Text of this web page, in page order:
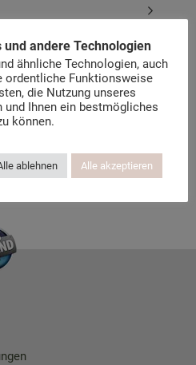
andere Technologien
ähnliche Technologien, auch
ordentliche Funktionsweise
die Nutzung unseres
und Ihnen ein bestmögliches
können.
ablehnen Alle akzeptieren